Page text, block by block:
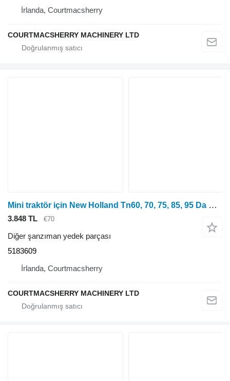
İrlanda, Courtmacsherry
COURTMACSHERRY MACHINERY LTD
Mini traktör için New Holland Tn60, 70, 75, 85, 95 Da Deluxe Şanzıman Manifoldu 5183609
3.848 TL €70
Diğer şanzıman yedek parçası
5183609
İrlanda, Courtmacsherry
COURTMACSHERRY MACHINERY LTD